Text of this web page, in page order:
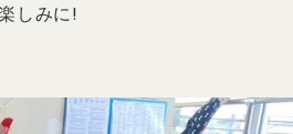
しみに!